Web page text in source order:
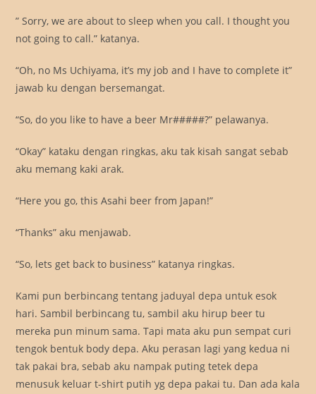
” Sorry, we are about to sleep when you call. I thought you
not going to call.” katanya.
“Oh, no Ms Uchiyama, it’s my job and I have to complete it”
jawab ku dengan bersemangat.
“So, do you like to have a beer Mr#####?” pelawanya.
“Okay” kataku dengan ringkas, aku tak kisah sangat sebab
aku memang kaki arak.
“Here you go, this Asahi beer from Japan!”
“Thanks” aku menjawab.
“So, lets get back to business” katanya ringkas.
Kami pun berbincang tentang jaduyal depa untuk esok
hari. Sambil berbincang tu, sambil aku hirup beer tu
mereka pun minum sama. Tapi mata aku pun sempat curi
tengok bentuk body depa. Aku perasan lagi yang kedua ni
tak pakai bra, sebab aku nampak puting tetek depa
menusuk keluar t-shirt putih yg depa pakai tu. Dan ada kala